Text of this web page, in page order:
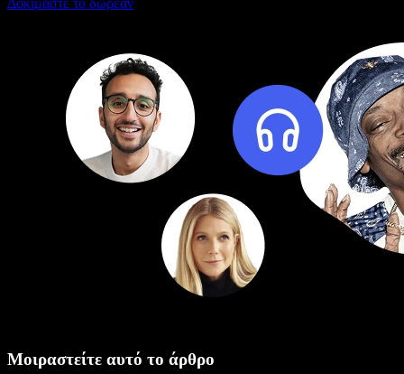
Μοιραστείτε αυτό το άρθρο